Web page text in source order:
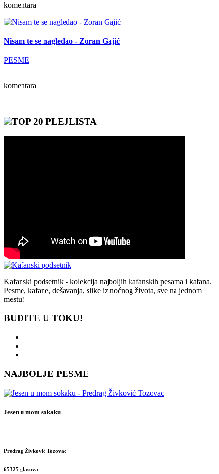
komentara
Nisam te se nagledao - Zoran Gajić
PESME
komentara
TOP 20 PLEJLISTA
Kafanski podsetnik - kolekcija najboljih kafanskih pesama i kafana.
Pesme, kafane, dešavanja, slike iz noćnog života, sve na jednom
mestu!
BUDITE U TOKU!
NAJBOLJE PESME
Jesen u mom sokaku
Predrag Živković Tozovac
65325 glasova